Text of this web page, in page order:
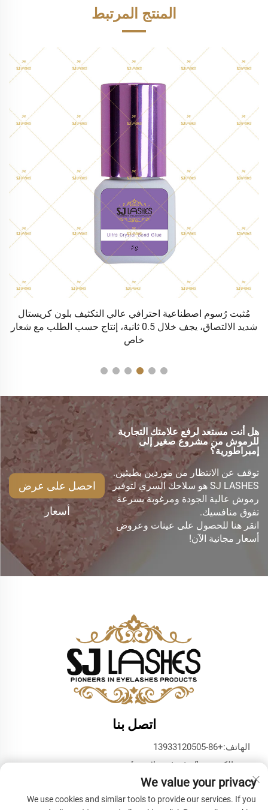
المنتج المرتبط
مُثبت رُسوم اصطناعية احترافي عالي التكثيف بلون كريستال
شديد الالتصاق، يجف خلال 0.5 ثانية، إنتاج حسب الطلب مع شعار
خاص
هل أنت مستعد لرفع علامتك التجارية
للرموش من مشروع صغير إلى
إمبراطورية؟
توقف عن الانتظار من موردين بطيئين.
SJ LASHES هو سلاحك السري لتوفير
رموش عالية الجودة ومرغوبة بسرعة
تفوق منافسيك.
انقر هنا للحصول على عينات وعروض
أسعار مجانية الآن!
احصل على عرض
أسعار
اتصل بنا
الهاتف:+86-13933120505
بريد إلكتروني:[email protected]
واتساب:+86-13933120505
We value your privacy
We use cookies and similar tools to provide our services. If you